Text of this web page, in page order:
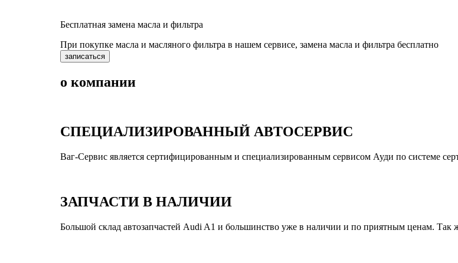
Бесплатная замена масла и фильтра
При покупке масла и масляного фильтра в нашем сервисе, замена масла и фильтра бесплатно
записаться
о компании
СПЕЦИАЛИЗИРОВАННЫЙ АВТОСЕРВИС
Ваг-Сервис является сертифицированным и специализированным сервисом Ауди по системе
ЗАПЧАСТИ В НАЛИЧИИ
Большой склад автозапчастей Audi A1 и большинство уже в наличии и по приятным ценам. Так